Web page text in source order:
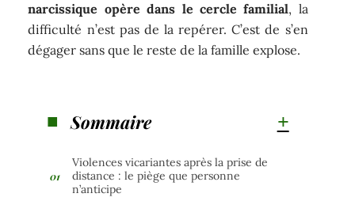
narcissique opère dans le cercle familial, la
difficulté n’est pas de la repérer. C’est de s’en
dégager sans que le reste de la famille explose.
Sommaire
Violences vicariantes après la prise de
distance : le piège que personne
n’anticipe